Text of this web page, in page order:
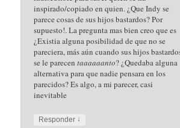
inspirado/copiado en quien. ¿Que Indy se
parece cosas de sus hijos bastardos? Por
supuesto!. La pregunta mas bien creo que es
¿Existia alguna posibilidad de que no se
pareciera, más aún cuando sus hijos
se le parecentaaaaaanto? ¿Quedaba alguna
alternativa para que nadie pensara en los
parecidos? Es algo, a mi parecer, casi
inevitable
Responder ↓